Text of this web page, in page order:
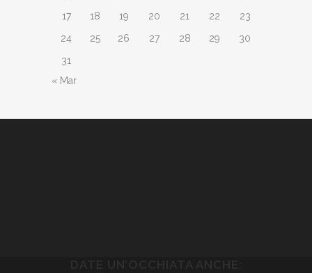
17
18 19 20 21 22
23
24
25 26 27 28 29
30
31
« Mar